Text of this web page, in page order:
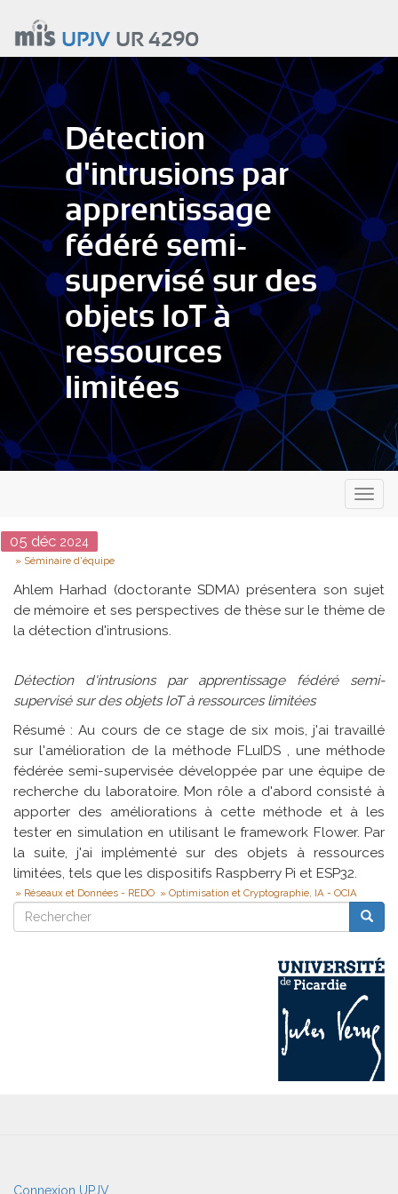
contenu
principal
UPJVUR 4290
Détection
d'intrusions par
apprentissage
fédéré semi-
supervisé sur des
objets IoT à
ressources
limitées
Date
05 déc 2024
Type
Séminaire d'équipe
Ahlem Harhad (doctorante SDMA) présentera son sujet
de mémoire et ses perspectives de thèse sur le thème de
la détection d'intrusions.
Détection d'intrusions par apprentissage fédéré semi-
supervisé sur des objets IoT à ressources limitées
Résumé : Au cours de ce stage de six mois, j'ai travaillé
sur l'amélioration de la méthode FLuIDS , une méthode
fédérée semi-supervisée développée par une équipe de
recherche du laboratoire. Mon rôle a d'abord consisté à
apporter des améliorations à cette méthode et à les
tester en simulation en utilisant le framework Flower. Par
la suite, j'ai implémenté sur des objets à ressources
limitées, tels que les dispositifs Raspberry Pi et ESP32.
Réseaux et Données - REDO Optimisation et Cryptographie, IA - OCIA
Rechercher
Rechercher
User
Connexion UPJV